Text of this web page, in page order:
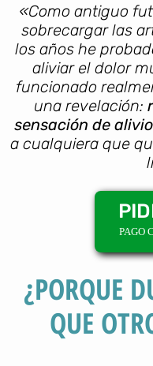
«Como antiguo
sobrecargar las
los años he
aliviar el dolor
funcionado
una revelación:
sensación de
a cualquiera que
PAGO
¿PORQUE
QUE